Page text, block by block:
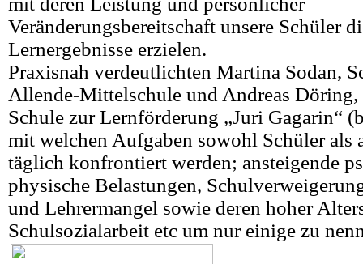
Veränderungsbereitschaft unsere Schüler
Lernergebnisse erzielen.
Praxisnah verdeutlichten Martina Sodan,
Allende-Mittelschule und Andreas
Schule zur Lernförderung „Juri Gagarin“
mit welchen Aufgaben sowohl Schüler als
täglich konfrontiert werden; ansteigende
physische Belastungen,
und Lehrermangel sowie deren hoher
Schulsozialarbeit etc um nur einige zu